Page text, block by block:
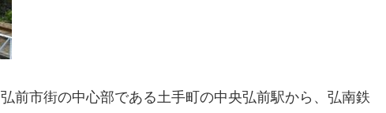
前市街の中心部である土手町の中央弘前駅から、弘南鉄